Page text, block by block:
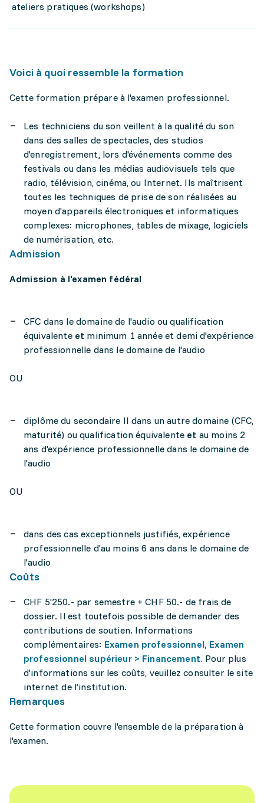
ateliers pratiques (workshops)
Voici à quoi ressemble la formation
Cette formation prépare à l'examen professionnel.
Les techniciens du son veillent à la qualité du son
dans des salles de spectacles, des studios
d'enregistrement, lors d'événements comme des
festivals ou dans les médias audiovisuels tels que
radio, télévision, cinéma, ou Internet. Ils maîtrisent
toutes les techniques de prise de son réalisées au
moyen d'appareils électroniques et informatiques
complexes: microphones, tables de mixage, logiciels
de numérisation, etc.
Admission
Admission à l'examen fédéral
CFC dans le domaine de l'audio ou qualification
équivalente et minimum 1 année et demi d'expérience
professionnelle dans le domaine de l'audio
OU
diplôme du secondaire II dans un autre domaine (CFC,
maturité) ou qualification équivalente et au moins 2
ans d'expérience professionnelle dans le domaine de
l'audio
OU
dans des cas exceptionnels justifiés, expérience
professionnelle d'au moins 6 ans dans le domaine de
l'audio
Coûts
CHF 5'250.- par semestre + CHF 50.- de frais de
dossier. Il est toutefois possible de demander des
contributions de soutien. Informations
complémentaires: Examen professionnel, Examen
professionnel supérieur > Financement. Pour plus
d'informations sur les coûts, veuillez consulter le site
internet de l’institution.
Remarques
Cette formation couvre l'ensemble de la préparation à
l'examen.